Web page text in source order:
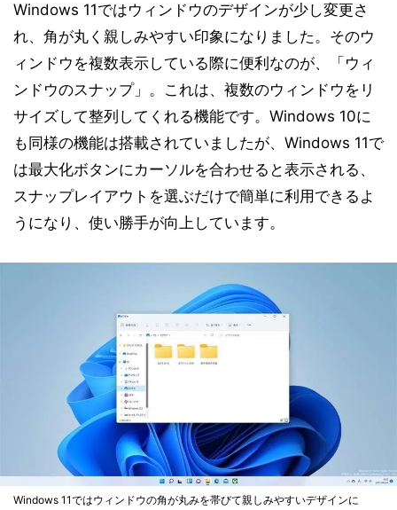
Windows 11ではウィンドウのデザインが少し変更さ
れ、角が丸く親しみやすい印象になりました。そのウ
ィンドウを複数表示している際に便利なのが、「ウィ
ンドウのスナップ」。これは、複数のウィンドウをリ
サイズして整列してくれる機能です。Windows 10に
も同様の機能は搭載されていましたが、Windows 11で
は最大化ボタンにカーソルを合わせると表示される、
スナップレイアウトを選ぶだけで簡単に利用できるよ
うになり、使い勝手が向上しています。
Windows 11ではウィンドウの角が丸みを帯びて親しみやすいデザインに